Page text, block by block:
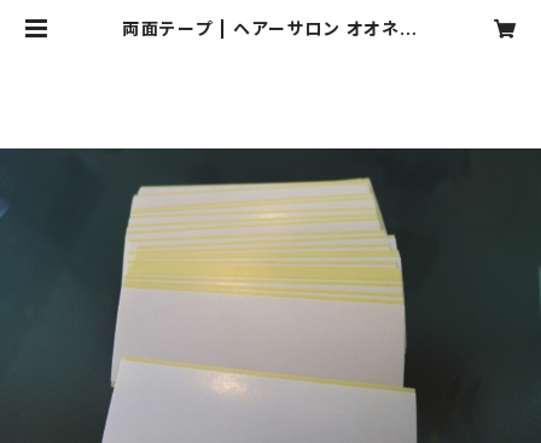
両面テープ | ヘアーサロン オオネダ